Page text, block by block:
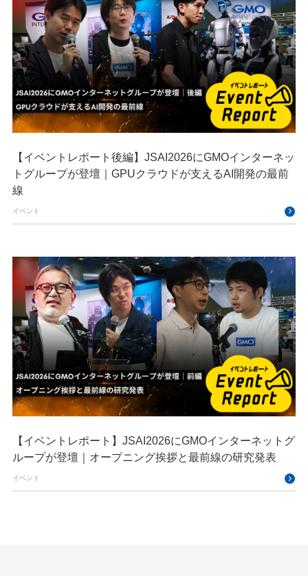
【イベントレポート後編】JSAI2026にGMOインターネッ
トグループが登壇｜GPUクラウドが支えるAI開発の最前
線
イベント
【イベントレポート】JSAI2026にGMOインターネットグ
ループが登壇｜オープニング挨拶と最前線の研究発表
イベント